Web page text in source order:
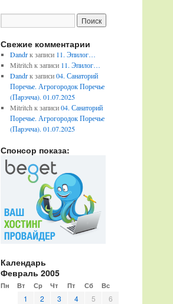
Свежие комментарии
Dandrк записи 11. Эпилог…
Mitritch к записи 11. Эпилог…
Dandrк записи04. Санаторий
Поречье. Агрогородок Поречье
(Парэчча). 01.07.2025
Mitritch к записи04. Санаторий
Поречье. Агрогородок Поречье
(Парэчча). 01.07.2025
Спонсор показа:
Календарь
Февраль 2005
Пн Вт Ср Чт Пт Сб Вс
1 2 3 4 5
6